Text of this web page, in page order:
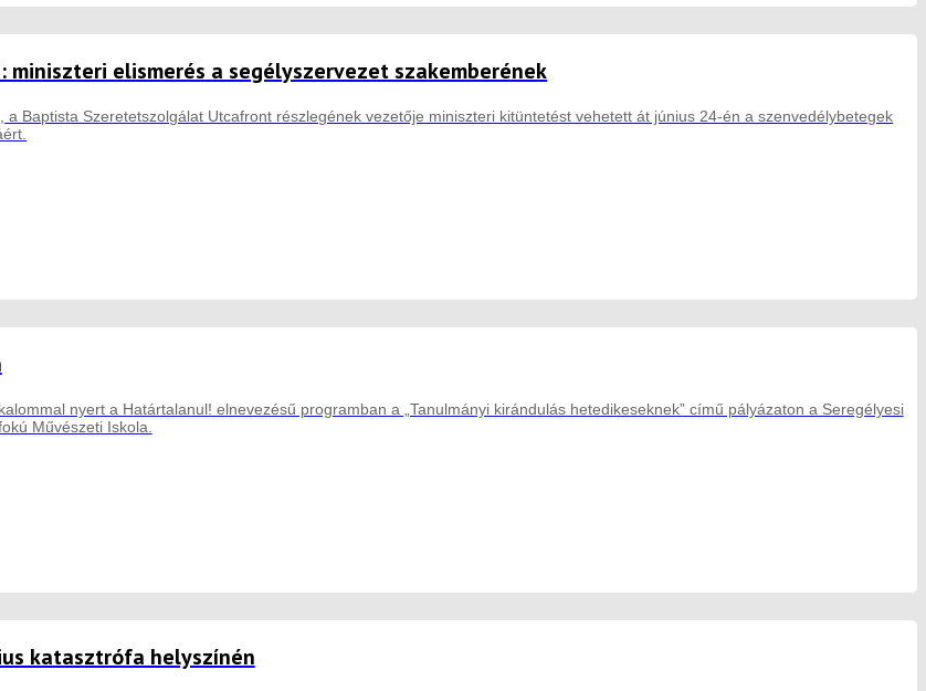
miniszteri elismerés a segélyszervezet szakemberének
a Baptista Szeretetszolgálat Utcafront részlegének vezetője miniszteri kitüntetést vehetett át június 24-én a szenvedélybetegek
nyert a Határtalanul! elnevezésű programban a „Tanulmányi kirándulás hetedikeseknek” című pályázaton a Seregélyesi
Művészeti Iskola.
katasztrófa helyszínén